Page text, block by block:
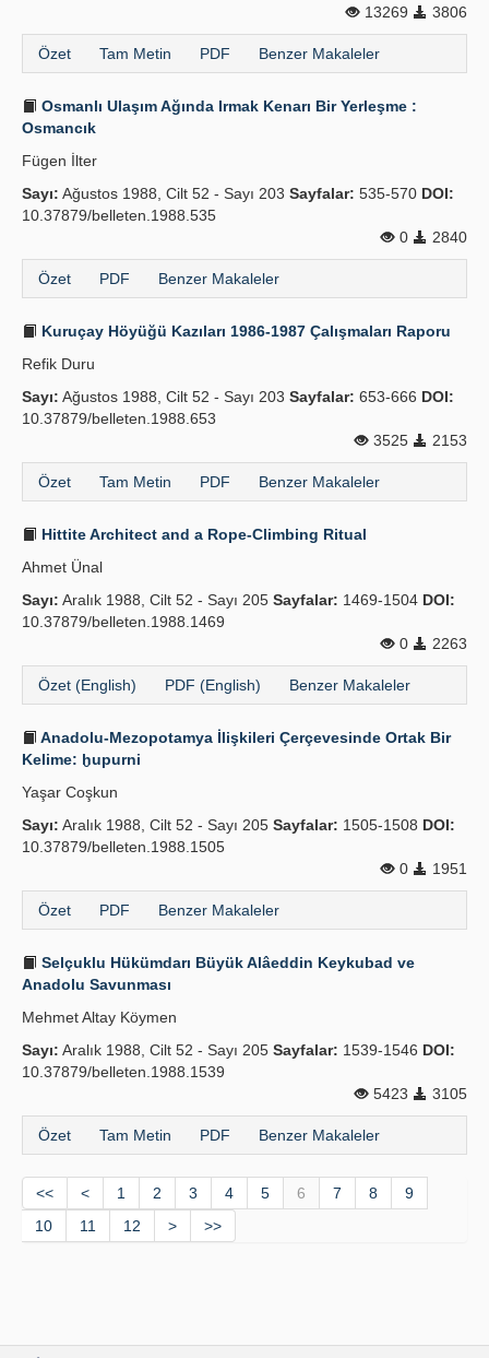
13269
3806
Özet Tam Metin PDF Benzer Makaleler
Osmanlı Ulaşım Ağında Irmak Kenarı Bir Yerleşme :
Osmancık
Fügen İlter
Sayı: Ağustos 1988, Cilt 52 - Sayı 203 Sayfalar: 535-570 DOI:
10.37879/belleten.1988.535
0
2840
Özet PDF Benzer Makaleler
Kuruçay Höyüğü Kazıları 1986-1987 Çalışmaları Raporu
Refik Duru
Sayı: Ağustos 1988, Cilt 52 - Sayı 203 Sayfalar: 653-666 DOI:
10.37879/belleten.1988.653
3525
2153
Özet Tam Metin PDF Benzer Makaleler
Hittite Architect and a Rope-Climbing Ritual
Ahmet Ünal
Sayı: Aralık 1988, Cilt 52 - Sayı 205 Sayfalar: 1469-1504 DOI:
10.37879/belleten.1988.1469
0
2263
Özet (English) PDF (English) Benzer Makaleler
Anadolu-Mezopotamya İlişkileri Çerçevesinde Ortak Bir
Kelime: ḫupurni
Yaşar Coşkun
Sayı: Aralık 1988, Cilt 52 - Sayı 205 Sayfalar: 1505-1508 DOI:
10.37879/belleten.1988.1505
0
1951
Özet PDF Benzer Makaleler
Selçuklu Hükümdarı Büyük Alâeddin Keykubad ve
Anadolu Savunması
Mehmet Altay Köymen
Sayı: Aralık 1988, Cilt 52 - Sayı 205 Sayfalar: 1539-1546 DOI:
10.37879/belleten.1988.1539
5423
3105
Özet Tam Metin PDF Benzer Makaleler
<< < 1 2 3 4 5 6 7 8
9
10
11 12 > >>